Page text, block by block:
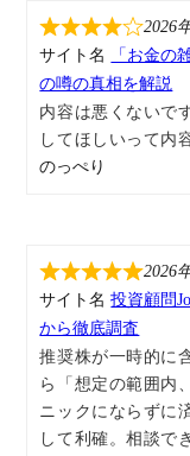
2026
サイト名
「お金の
の噂の真相を解説
内容は悪くないで
してほしいって内
のっぺり
2026
サイト名投資顧問
から徹底調査
推奨株が一時的に
ら「想定の範囲内
ニックにならずに
して利確。相談で